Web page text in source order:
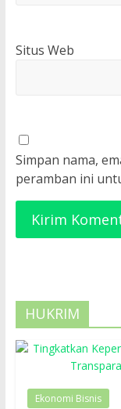
Situs Web
Simpan nama,
peramban ini
HUKRIM
Ekonomi Bisnis